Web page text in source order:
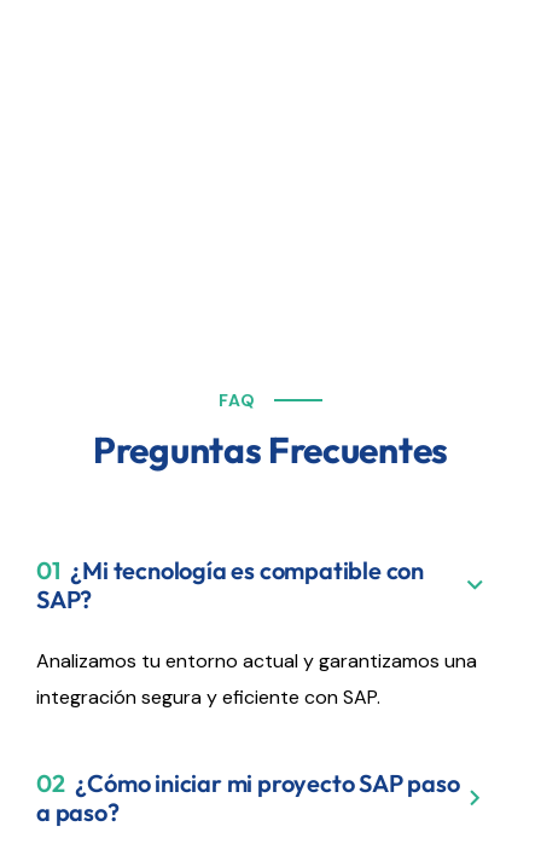
FAQ
Preguntas Frecuentes
01 ¿Mi tecnología es compatible con
SAP?
Analizamos tu entorno actual y garantizamos una
integración segura y eficiente con SAP.
02 ¿Cómo iniciar mi proyecto SAP paso
a paso?